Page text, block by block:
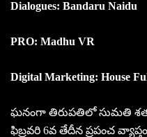
Dialogues: Bandaru Naidu
PRO: Madhu VR
Digital Marketing: House
ఘనంగా తిరుపతిలో సుమతి
ఫిబ్రవరి 6వ తేదీన ప్రపంచ